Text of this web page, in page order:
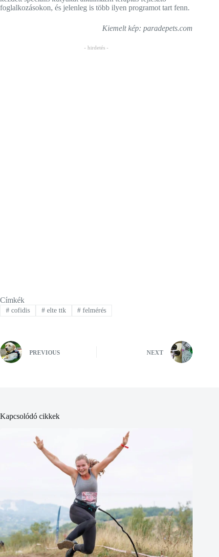
foglalkozásokon, és jelenleg is több ilyen programot tart fenn.
Kiemelt kép: paradepets.com
- hirdetés -
Címkék
#cofidis #elte ttk # felmérés
PREVIOUS NEXT
Kapcsolódó cikkek